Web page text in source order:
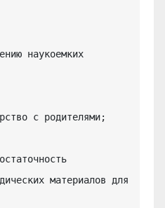
наукоемких
с родителями;
материалов для